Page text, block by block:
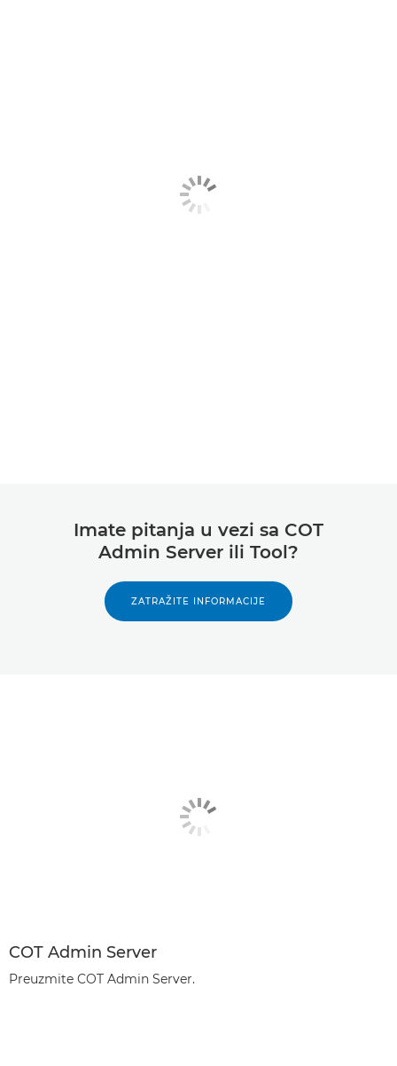
Imate pitanja u vezi sa COT
Admin Server ili Tool?
ZATRAŽITE INFORMACIJE
COT Admin Server
Preuzmite COT Admin Server.